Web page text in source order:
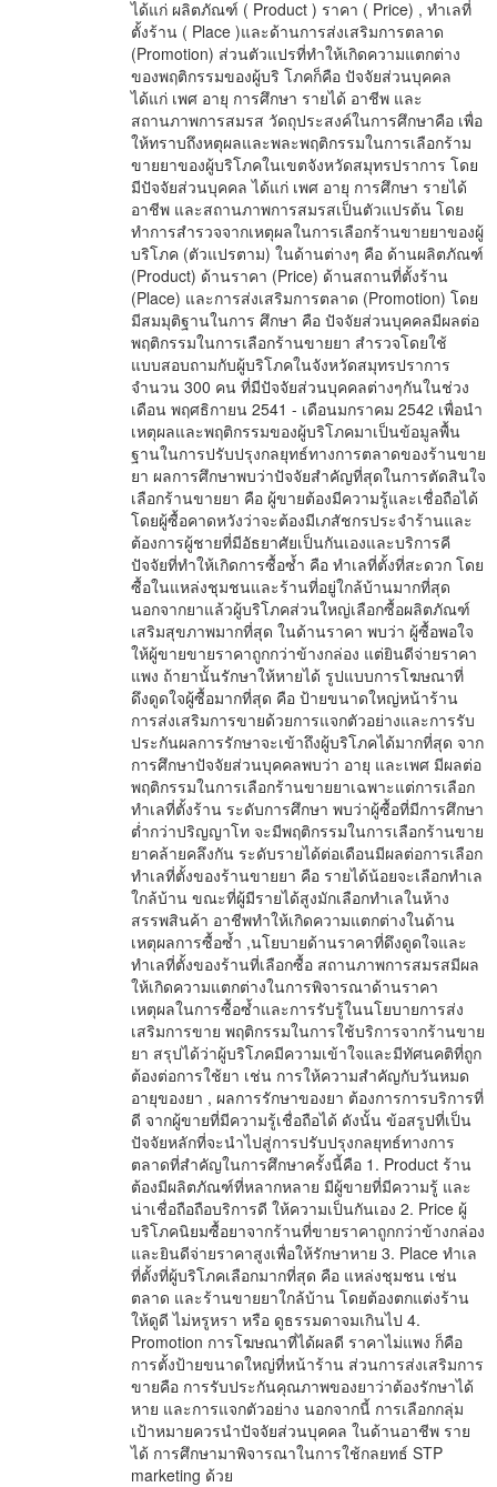
ได้แก่ ผลิตภัณฑ์ ( Product ) ราคา ( Price) , ทำเลที่
ตั้งร้าน ( Place )และด้านการส่งเสริมการตลาด
(Promotion) ส่วนตัวแปรที่ทำให้เกิดความแตกต่าง
ของพฤติกรรมของผู้บริ โภคก็คือ ปัจจัยส่วนบุคคล
ได้แก่ เพศ อายุ การศึกษา รายได้ อาชีพ และ
สถานภาพการสมรส วัดถุประสงค์ในการศึกษาคือ เพื่อ
ให้ทราบถึงหตุผลและพละพฤติกรรมในการเลือกร้าม
ขายยาของผู้บริโภคในเขตจังหวัดสมุทรปราการ โดย
มีปัจจัยส่วนบุคคล ได้แก่ เพศ อายุ การศึกษา รายได้
อาชีพ และสถานภาพการสมรสเป็นตัวแปรต้น โดย
ทำการสำรวจจากเหตุผลในการเลือกร้านขายยาของผู้
บริโภค (ตัวแปรตาม) ในด้านต่างๆ คือ ด้านผลิตภัณฑ์
(Product) ด้านราคา (Price) ด้านสถานที่ตั้งร้าน
(Place) และการส่งเสริมการตลาด (Promotion) โดย
มีสมมุติฐานในการ ศึกษา คือ ปัจจัยส่วนบุคคลมีผลต่อ
พฤติกรรมในการเลือกร้านขายยา สำรวจโดยใช้
แบบสอบถามกับผู้บริโภคในจังหวัดสมุทรปราการ
จำนวน 300 คน ที่มีปัจจัยส่วนบุคคลต่างๆกันในช่วง
เดือน พฤศธิกายน 2541 - เดือนมกราคม 2542 เพื่อนำ
เหตุผลและพฤติกรรมของผู้บริโภคมาเป็นข้อมูลพื้น
ฐานในการปรับปรุงกลยุทธ์ทางการตลาดของร้านขาย
ยา ผลการศึกษาพบว่าปัจจัยสำคัญที่สุดในการตัดสินใจ
เลือกร้านขายยา คือ ผู้ขายต้องมีความรู้และเชื่อถือได้
โดยผู้ซื้อคาดหวังว่าจะต้องมีเภสัชกรประจำร้านและ
ต้องการผู้ชายที่มีอัธยาศัยเป็นกันเองและบริการคี
ปัจจัยที่ทำให้เกิดการซื้อซ้ำ คือ ทำเลที่ตั้งที่สะดวก โดย
ซื้อในแหล่งชุมชนและร้านที่อยู่ใกล้บ้านมากที่สุด
นอกจากยาแล้วผู้บริโภคส่วนใหญ่เลือกซื้อผลิตภัณฑ์
เสริมสุขภาพมากที่สุด ในด้านราคา พบว่า ผู้ซื้อพอใจ
ให้ผู้ขายขายราคาถูกกว่าข้างกล่อง แต่ยินดีจ่ายราคา
แพง ถ้ายานั้นรักษาให้หายได้ รูปแบบการโฆษณาที่
ดึงดูดใจผู้ซื้อมากที่สุด คือ ป้ายขนาดใหญ่หน้าร้าน
การส่งเสริมการขายด้วยการแจกตัวอย่างและการรับ
ประกันผลการรักษาจะเข้าถึงผู้บริโภคได้มากที่สุด จาก
การศึกษาปัจจัยส่วนบุคคลพบว่า อายุ และเพศ มีผลต่อ
พฤติกรรมในการเลือกร้านขายยาเฉพาะแต่การเลือก
ทำเลที่ตั้งร้าน ระดับการศึกษา พบว่าผู้ซื้อที่มีการศึกษา
ต่ำกว่าปริญญาโท จะมีพฤติกรรมในการเลือกร้านขาย
ยาคล้ายคลึงกัน ระดับรายได้ต่อเดือนมีผลต่อการเลือก
ทำเลที่ตั้งของร้านขายยา คือ รายได้น้อยจะเลือกทำเล
ใกล้บ้าน ขณะที่ผู้มีรายได้สูงมักเลือกทำเลในห้าง
สรรพสินค้า อาชีพทำให้เกิดความแตกต่างในด้าน
เหตุผลการซื้อซ้ำ ,นโยบายด้านราคาที่ดึงดูดใจและ
ทำเลที่ตั้งของร้านที่เลือกซื้อ สถานภาพการสมรสมีผล
ให้เกิดความแตกต่างในการพิจารณาด้านราคา
เหตุผลในการซื้อซ้ำและการรับรู้ในนโยบายการส่ง
เสริมการขาย พฤติกรรมในการใช้บริการจากร้านขาย
ยา สรุปได้ว่าผู้บริโภคมีความเข้าใจและมีทัศนคติที่ถูก
ต้องต่อการใช้ยา เช่น การให้ความสำคัญกับวันหมด
อายุของยา , ผลการรักษาของยา ต้องการการบริการที่
ดี จากผู้ขายที่มีความรู้เชื่อถือได้ ดังนั้น ข้อสรูปที่เป็น
ปัจจัยหลักที่จะนำไปสู่การปรับปรุงกลยุทธ์ทางการ
ตลาดที่สำคัญในการศึกษาครั้งนี้คือ 1. Product ร้าน
ต้องมีผลิตภัณฑ์ที่หลากหลาย มีผู้ขายที่มีความรู้ และ
น่าเชื่อถือถือบริการดี ให้ความเป็นกันเอง 2. Price ผู้
บริโภคนิยมซื้อยาจากร้านที่ขายราคาถูกกว่าข้างกล่อง
และยินดีจ่ายราคาสูงเพื่อให้รักษาหาย 3. Place ทำเล
ที่ตั้งที่ผู้บริโภคเลือกมากที่สุด คือ แหล่งชุมชน เช่น
ตลาด และร้านขายยาใกล้บ้าน โดยต้องตกแต่งร้าน
ให้ดูดี ไม่หรูหรา หรือ ดูธรรมดาจมเกินไป 4.
Promotion การโฆษณาที่ได้ผลดี ราคาไม่แพง ก็คือ
การตั้งป้ายขนาดใหญ่ที่หน้าร้าน ส่วนการส่งเสริมการ
ขายคือ การรับประกันคุณภาพของยาว่าต้องรักษาได้
หาย และการแจกตัวอย่าง นอกจากนี้ การเลือกกลุ่ม
เป้าหมายควรนำปัจจัยส่วนบุคคล ในด้านอาชีพ ราย
ได้ การศึกษามาพิจารณาในการใช้กลยทธ์ STP
marketing ด้วย